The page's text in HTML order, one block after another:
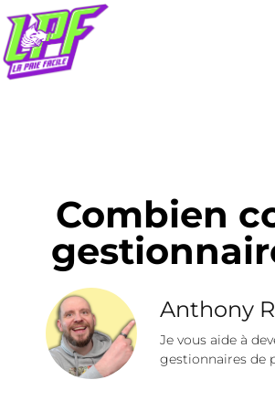
Combien
Anthony
Je vous aide à
gestionnaires de